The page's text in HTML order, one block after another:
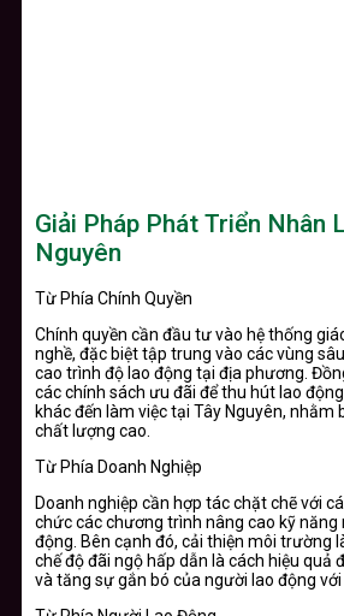
Giải Pháp Phát Triển Nhân
Nguyên
Từ Phía Chính Quyền
Chính quyền cần đầu tư vào hệ thống
nghề, đặc biệt tập trung vào các vùng
cao trình độ lao động tại địa phương.
các chính sách ưu đãi để thu hút lao
khác đến làm việc tại Tây Nguyên, nhằm
chất lượng cao.
Từ Phía Doanh Nghiệp
Doanh nghiệp cần hợp tác chặt chẽ với
chức các chương trình nâng cao kỹ năng
động. Bên cạnh đó, cải thiện môi trường
chế độ đãi ngộ hấp dẫn là cách hiệu quả
và tăng sự gắn bó của người lao động với